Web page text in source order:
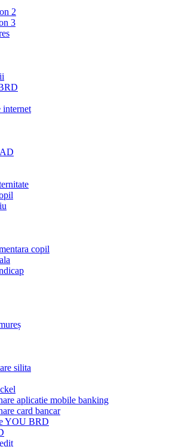
2
3
internet
copil
silita
aplicatie mobile banking
card bancar
YOU BRD